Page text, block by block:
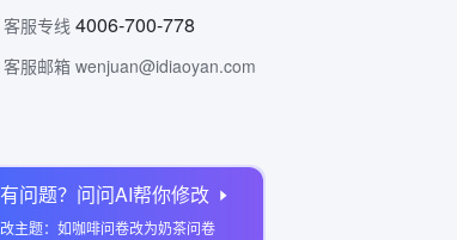
有问题？问问AI帮你修改
改主题：如咖啡问卷改为奶茶问卷
客服专线 4006-700-778
客服邮箱 wenjuan@idiaoyan.com
问卷网公众号